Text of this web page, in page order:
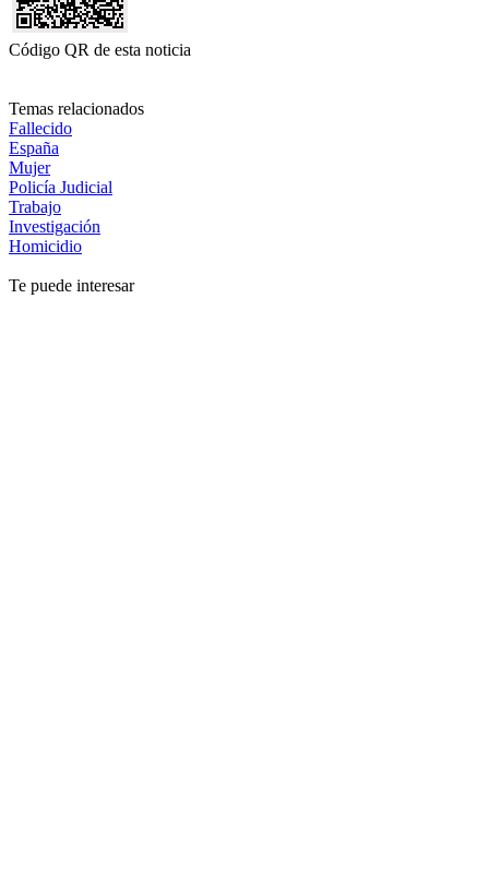
Código QR de esta noticia
Temas relacionados
Fallecido
España
Mujer
Policía Judicial
Trabajo
Investigación
Homicidio
Te puede interesar